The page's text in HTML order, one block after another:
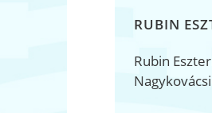
RUBIN
Rubin